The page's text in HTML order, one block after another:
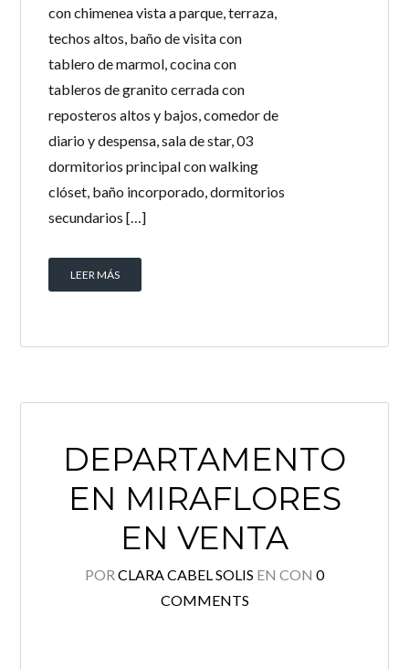
con chimenea vista a parque, terraza,
techos altos, baño de visita con
tablero de marmol, cocina con
tableros de granito cerrada con
reposteros altos y bajos, comedor de
diario y despensa, sala de star, 03
dormitorios principal con walking
clóset, baño incorporado, dormitorios
secundarios […]
LEER MÁS
DEPARTAMENTO
EN MIRAFLORES
EN VENTA
POR CLARA CABEL SOLIS EN CON 0
COMMENTS